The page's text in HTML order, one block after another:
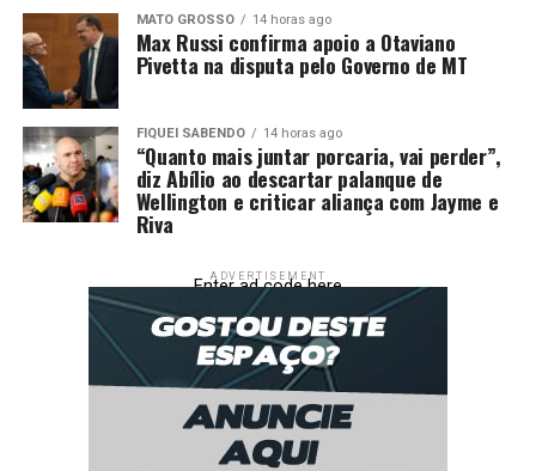
MATO GROSSO 14 horas ago
Max Russi confirma apoio a Otaviano
Pivetta na disputa pelo Governo de MT
FIQUEI SABENDO 14 horas ago
“Quanto mais juntar porcaria, vai perder”,
diz Abílio ao descartar palanque de
Wellington e criticar aliança com Jayme e
Riva
ADVERTISEMENT
Enter ad code here